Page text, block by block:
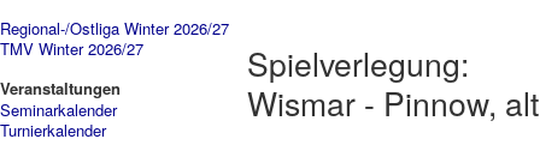
Regional-/Ostliga Winter 2026/27
TMV Winter 2026/27
Veranstaltungen
Seminarkalender
Turnierkalender
Spielverlegung:
Wismar - Pinnow,